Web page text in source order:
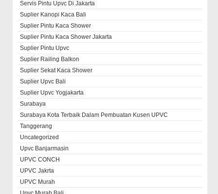
Servis Pintu Upvc Di Jakarta
Suplier Kanopi Kaca Bali
Suplier Pintu Kaca Shower
Suplier Pintu Kaca Shower Jakarta
Suplier Pintu Upvc
Suplier Railing Balkon
Suplier Sekat Kaca Shower
Suplier Upvc Bali
Suplier Upvc Yogjakarta
Surabaya
Surabaya Kota Terbaik Dalam Pembuatan Kusen UPVC
Tanggerang
Uncategorized
Upvc Banjarmasin
UPVC CONCH
UPVC Jakrta
UPVC Murah